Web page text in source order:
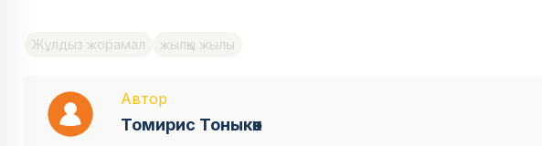
Жұлдыз жорамал жылқы жылы
Автор
Томирис Тоныкөк